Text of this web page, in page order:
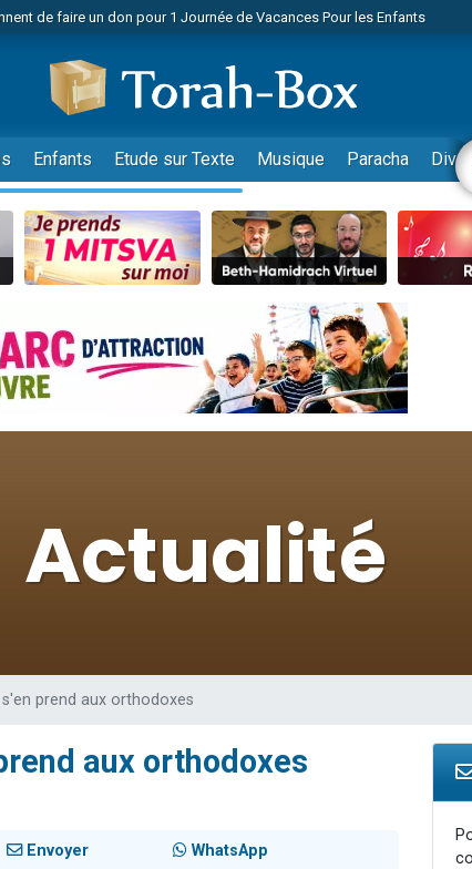
de faire un don pour 1 Journée de Vacances Pour les Enfants
de nous rejoindre sur WhatsApp
pour étudier en groupe sur Zoom
de faire un don pour Diane, 80 ans, dans un appartement insalubre
Maasser
de nous rejoindre sur WhatsApp
de nous rejoindre sur WhatsApp
de faire un don pour 5 jours de vacances aux Orphelins
de nous rejoindre sur WhatsApp
de demander une bénédiction
dans Torah-Box Music
de nous rejoindre sur WhatsApp
de nous rejoindre sur WhatsApp
Enfants Etude sur Texte Musique Paracha
prend aux orthodoxes
aux orthodoxes
Envoyer WhatsApp